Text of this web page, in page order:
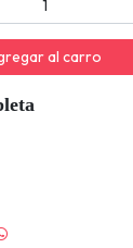
al carro